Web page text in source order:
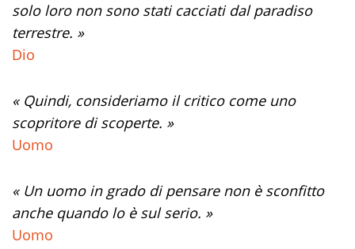
solo loro non sono stati cacciati dal paradiso
terrestre. »
Dio
« Quindi, consideriamo il critico come uno
scopritore di scoperte. »
Uomo
« Un uomo in grado di pensare non è sconfitto
anche quando lo è sul serio. »
Uomo